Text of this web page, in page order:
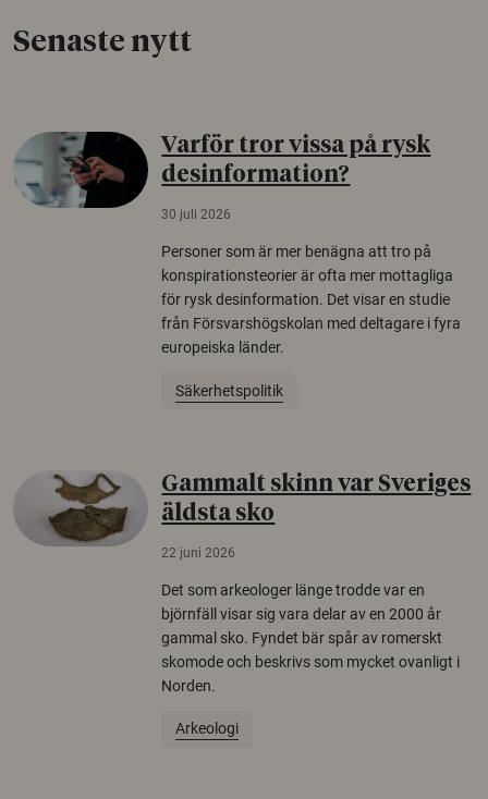
Senaste nytt
Varför tror vissa på rysk
desinformation?
30 juli 2026
Personer som är mer benägna att tro på
konspirationsteorier är ofta mer mottagliga
för rysk desinformation. Det visar en studie
från Försvarshögskolan med deltagare i fyra
europeiska länder.
Säkerhetspolitik
Gammalt skinn var Sveriges
äldsta sko
22 juni 2026
Det som arkeologer länge trodde var en
björnfäll visar sig vara delar av en 2000 år
gammal sko. Fyndet bär spår av romerskt
skomode och beskrivs som mycket ovanligt i
Norden.
Arkeologi